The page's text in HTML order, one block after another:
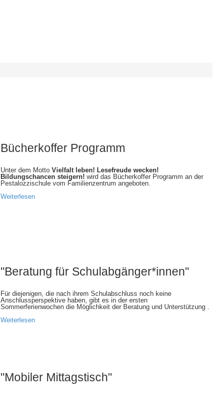
Bücherkoffer Programm
Unter dem Motto Vielfalt leben! Lesefreude wecken!
Bildungschancen steigern! wird das Bücherkoffer Programm an der
Pestalozzischule vom Familienzentrum angeboten.
Weiterlesen
"Beratung für Schulabgänger*innen"
Für diejenigen, die nach ihrem Schulabschluss noch keine
Anschlussperspektive haben, gibt es in der ersten
Sommerferienwochen die Möglichkeit der Beratung und Unterstützung .
Weiterlesen
"Mobiler Mittagstisch"